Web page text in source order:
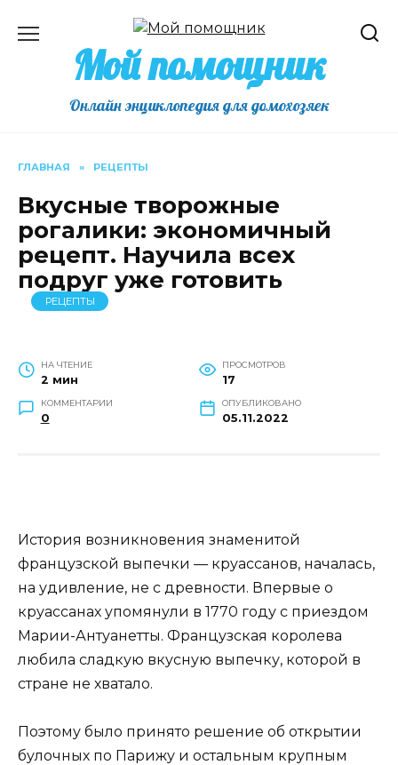
содержаниюМой помощник
Онлайн энциклопедия для домохозяек
ГЛАВНАЯ » РЕЦЕПТЫ
Вкусные творожные
рогалики: экономичный
рецепт. Научила всех
подруг уже готовить
РЕЦЕПТЫ
НА ЧТЕНИЕ
2 мин
ПРОСМОТРОВ
17
КОММЕНТАРИИ
0
ОПУБЛИКОВАНО
05.11.2022
История возникновения знаменитой
французской выпечки — круассанов, началась,
на удивление, не с древности. Впервые о
круассанах упомянули в 1770 году с приездом
Марии-Антуанетты. Французская королева
любила сладкую вкусную выпечку, которой в
стране не хватало.
Поэтому было принято решение об открытии
булочных по Парижу и остальным крупным